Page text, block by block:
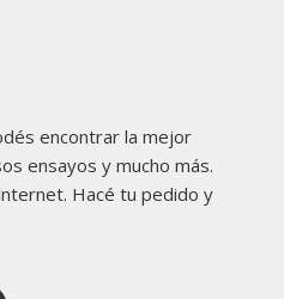
encontrar la mejor
ensayos y mucho más.
Hacé tu pedido y